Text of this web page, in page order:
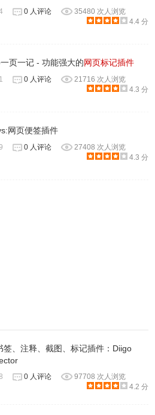
可以在 Google 搜索结果页面右侧
浏览器的性能造成太大影响。
也可以用图形操作界面中的选项
的搜索页面，你可以用
0 人评论
35480 次人浏览
4.4 分
页一记 - 功能强大的网页标记插件
0 人评论
21716 次人浏览
4.3 分
网页便签插件
0 人评论
27408 次人浏览
4.3 分
签、注释、截图、标记插件：Diigo
0 人评论
97708 次人浏览
4.2 分